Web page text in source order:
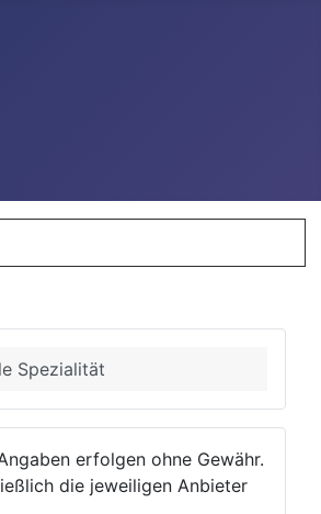
Spezialität
erfolgen ohne Gewähr.
die jeweiligen Anbieter